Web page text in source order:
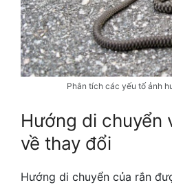
Phân tích các yếu tố ảnh
Hướng di chuyển
về thay đổi
Hướng di chuyển của rắn